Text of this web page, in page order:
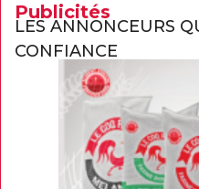
Publicités
LES ANNONCEURS
CONFIANCE